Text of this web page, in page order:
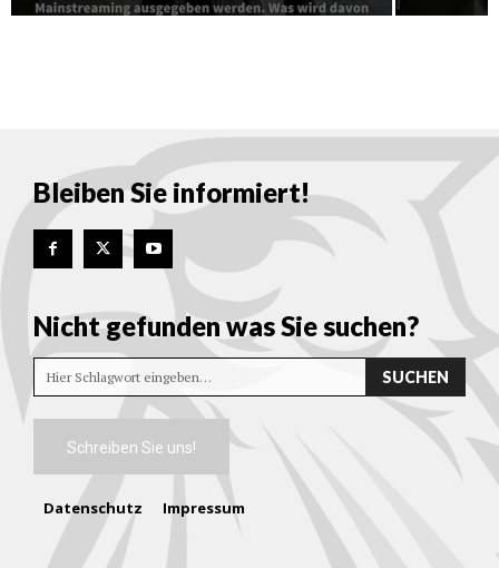
Bleiben Sie informiert!
Nicht gefunden was Sie suchen?
Hier Schlagwort eingeben… SUCHEN
Schreiben Sie uns!
Datenschutz Impressum